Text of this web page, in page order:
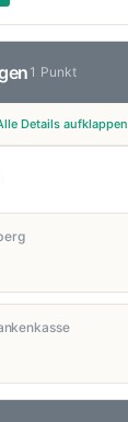
1 Punkt
Details aufklappen